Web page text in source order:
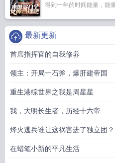
得到一年的时间能量，能
最新更新
首席指挥官的自我修养
领主：开局一石斧，爆肝建帝国
重生港综世界之我是周星星
我，大明长生者，历经十六帝
烽火逃兵谁让这祸害进了独立团？
在蜡笔小新的平凡生活